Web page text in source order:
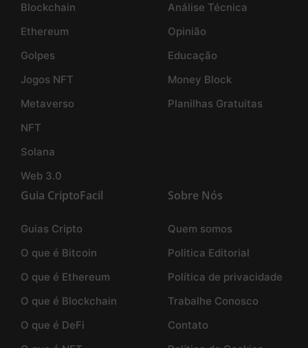
Blockchain
Ethereum
Golpes
Jogos NFT
Metaverso
NFT
Solana
Web 3.0
Análise Técnica
Opinião
Educação
Money Block
Planilhas Gratuitas
Guia CriptoFacil
Guias Cripto
O que é Bitcoin
O que é Ethereum
O que é Blockchain
O que é DeFi
Sobre Nós
Quem somos
Politica Editorial
Política de privacidade
Trabalhe Conosco
Contato